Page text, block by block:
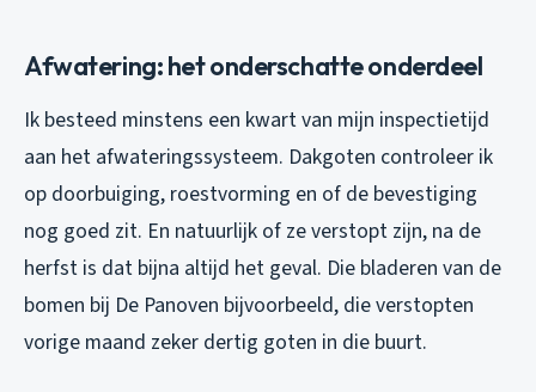
Afwatering: het onderschatte onderdeel
Ik besteed minstens een kwart van mijn inspectietijd
aan het afwateringssysteem. Dakgoten controleer ik
op doorbuiging, roestvorming en of de bevestiging
nog goed zit. En natuurlijk of ze verstopt zijn, na de
herfst is dat bijna altijd het geval. Die bladeren van de
bomen bij De Panoven bijvoorbeeld, die verstopten
vorige maand zeker dertig goten in die buurt.